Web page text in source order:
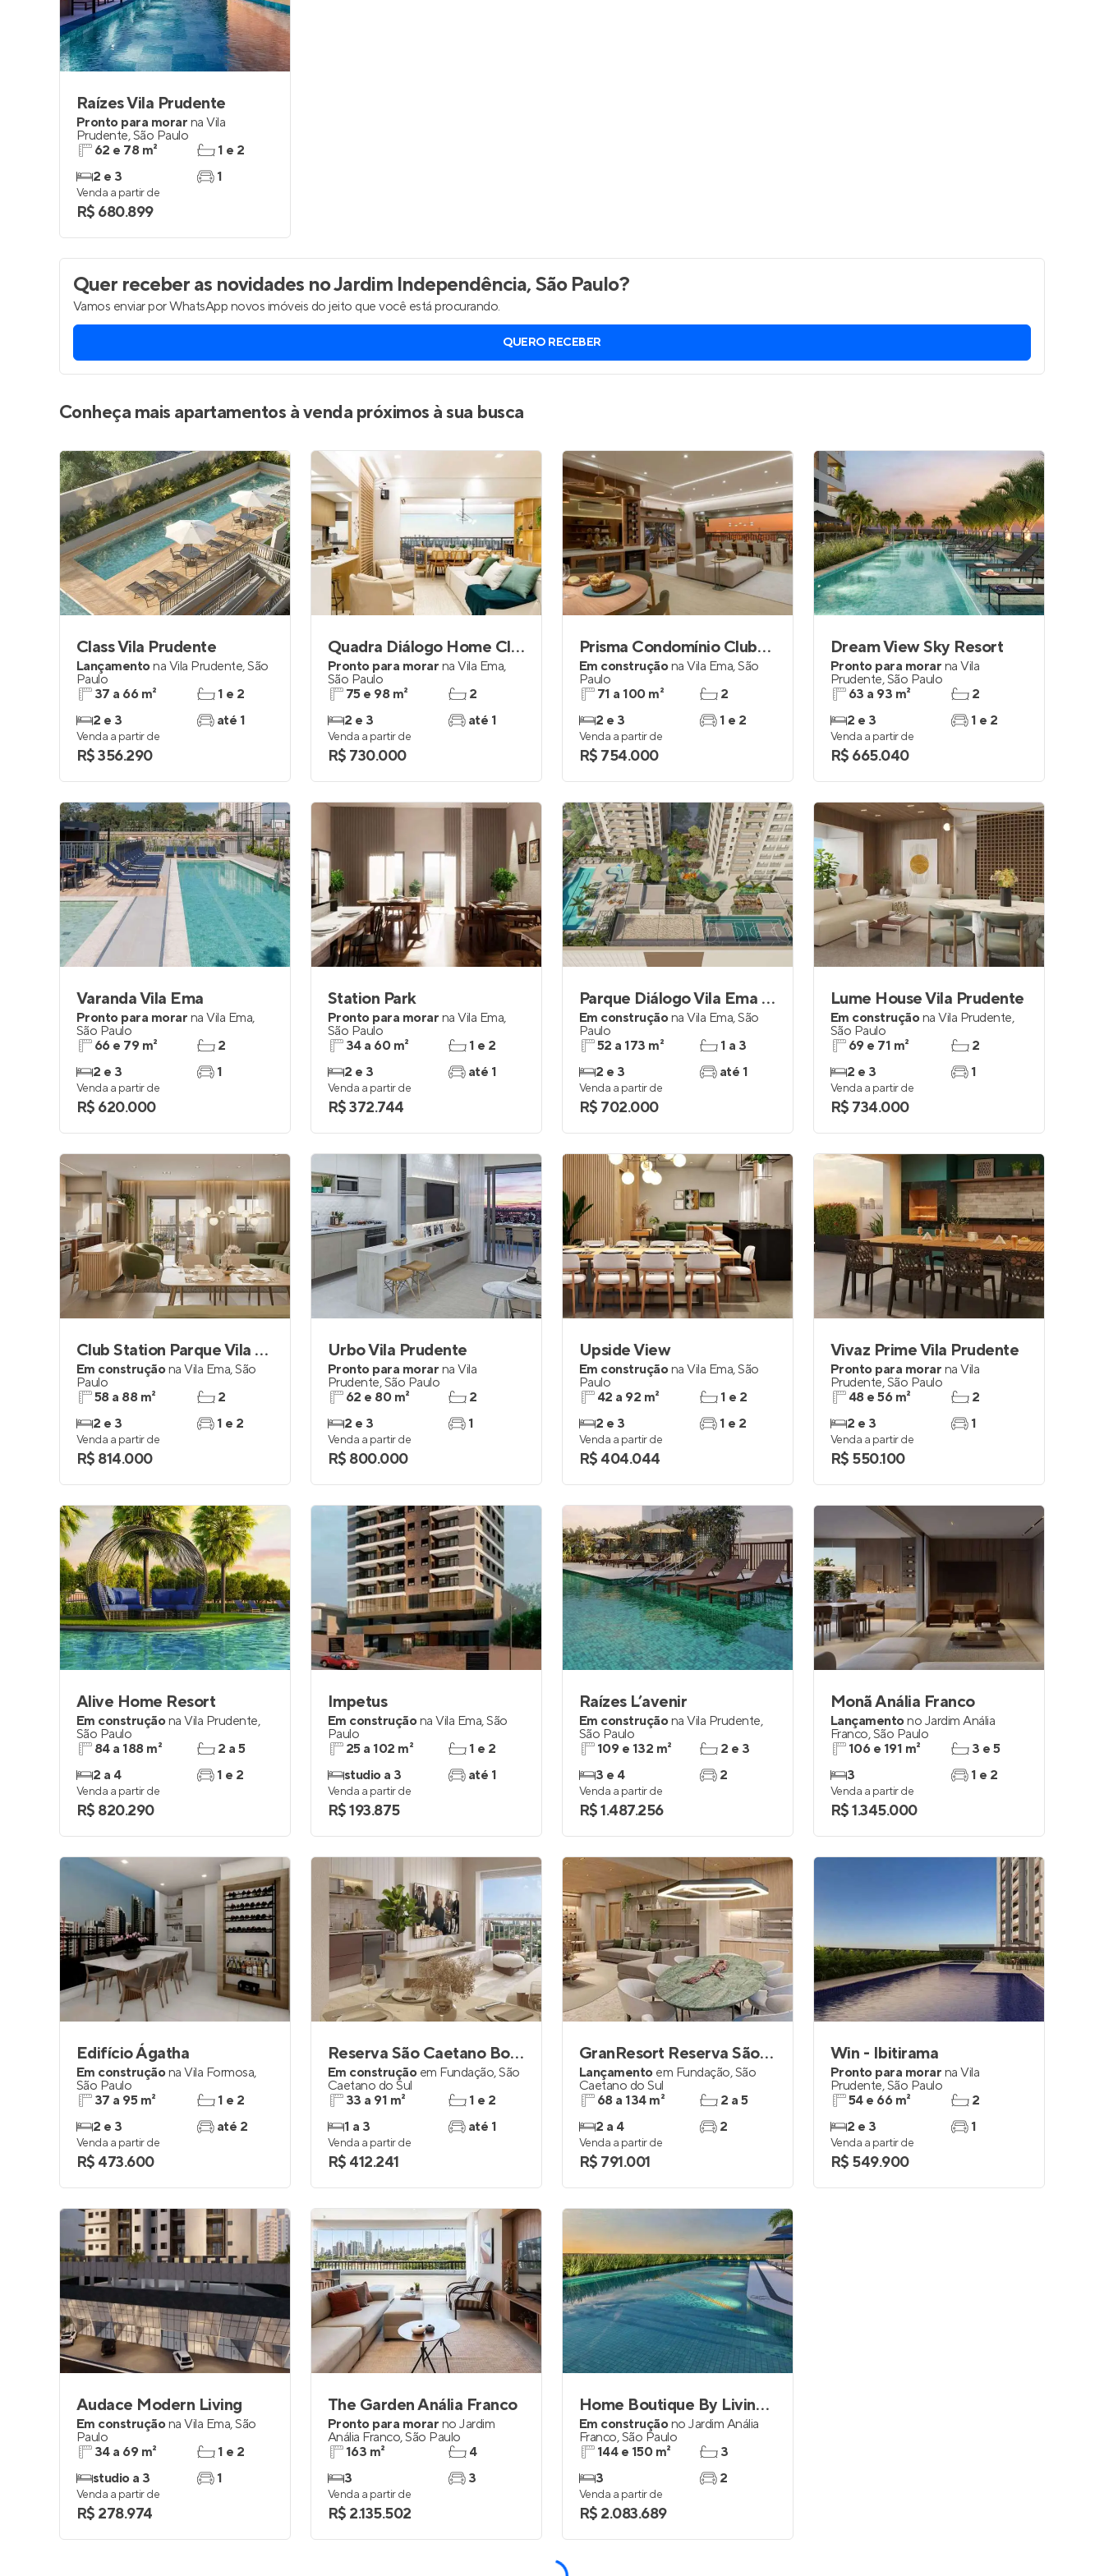
Raízes Vila Prudente
Pronto para morar na Vila
Prudente,São Paulo
62 e 78 m²
2 e 3
1 e 2
1
Venda a partir de
R$ 680.899
Quer receber as novidades no Jardim Independência, São Paulo?
Vamos enviar por WhatsApp novos imóveis do jeito que você está procurando.
QUERO RECEBER
Conheça mais apartamentos à venda próximos à sua busca
Class Vila Prudente
Lançamentona Vila Prudente,São
Paulo
37 a 66 m²
2 e 3
1 e 2
até 1
Venda a partir de
R$ 356.290
Quadra Diálogo Home Club
Pronto para morar na Vila Ema,
São Paulo
75 e 98 m²
2 e 3
2
até 1
Venda a partir de
R$ 730.000
Prisma Condomínio Clube Vila Ema
Em construçãona Vila Ema,São
Paulo
71 a 100 m²
2 e 3
2
1 e 2
Venda a partir de
R$ 754.000
Dream View Sky Resort
Pronto para morar na Vila
Prudente,São Paulo
63 a 93 m²
2 e 3
2
1 e 2
Venda a partir de
R$ 665.040
Varanda Vila Ema
Pronto para morar na Vila Ema,
São Paulo
66 e 79 m²
2 e 3
2
1
Venda a partir de
R$ 620.000
Station Park
Pronto para morar na Vila Ema,
São Paulo
34 a 60 m²
2 e 3
1 e 2
até 1
Venda a partir de
R$ 372.744
Parque Diálogo Vila Ema Residences
Em construçãona Vila Ema,São
Paulo
52 a 173 m²
2 e 3
1 a 3
até 1
Venda a partir de
R$ 702.000
Lume House Vila Prudente
Em construçãona Vila Prudente,
São Paulo
69 e 71 m²
2 e 3
2
1
Venda a partir de
R$ 734.000
Club Station Parque Vila Ema
Em construçãona Vila Ema,São
Paulo
58 a 88 m²
2 e 3
2
1 e 2
Venda a partir de
R$ 814.000
Urbo Vila Prudente
Pronto para morar na Vila
Prudente,São Paulo
62 e 80 m²
2 e 3
2
1
Venda a partir de
R$ 800.000
Upside View
Em construçãona Vila Ema,São
Paulo
42 a 92 m²
2 e 3
1 e 2
1 e 2
Venda a partir de
R$ 404.044
Vivaz Prime Vila Prudente
Pronto para morar na Vila
Prudente,São Paulo
48 e 56 m²
2 e 3
2
1
Venda a partir de
R$ 550.100
Alive Home Resort
Em construçãona Vila Prudente,
São Paulo
84 a 188 m²
2 a 4
2 a 5
1 e 2
Venda a partir de
R$ 820.290
Impetus
Em construçãona Vila Ema,São
Paulo
25 a 102 m²
studio a 3
1 e 2
até 1
Venda a partir de
R$ 193.875
Raízes L’avenir
Em construçãona Vila Prudente,
São Paulo
109 e 132 m²
3 e 4
2 e 3
2
Venda a partir de
R$ 1.487.256
Monã Anália Franco
Lançamentono Jardim Anália
Franco,São Paulo
106 e 191 m²
3
3 e 5
1 e 2
Venda a partir de
R$ 1.345.000
Edifício Ágatha
Em construçãona Vila Formosa,
São Paulo
37 a 95 m²
2 e 3
1 e 2
até 2
Venda a partir de
R$ 473.600
Reserva São Caetano Bosque
Em construção em Fundação,São
Caetano do Sul
33 a 91 m²
1 a 3
1 e 2
até 1
Venda a partir de
R$ 412.241
GranResort Reserva São Caetano
Lançamento em Fundação,São
Caetano do Sul
68 a 134 m²
2 a 4
2 a 5
2
Venda a partir de
R$ 791.001
Win - Ibitirama
Pronto para morar na Vila
Prudente,São Paulo
54 e 66 m²
2 e 3
2
1
Venda a partir de
R$ 549.900
Audace Modern Living
Em construçãona Vila Ema,São
Paulo
34 a 69 m²
studio a 3
1 e 2
1
Venda a partir de
R$ 278.974
The Garden Anália Franco
Pronto para morar no Jardim
Anália Franco,São Paulo
163 m²
3
4
3
Venda a partir de
R$ 2.135.502
Home Boutique By Living Anália Franco
Em construçãono Jardim Anália
Franco,São Paulo
144 e 150 m²
3
3
2
Venda a partir de
R$ 2.083.689